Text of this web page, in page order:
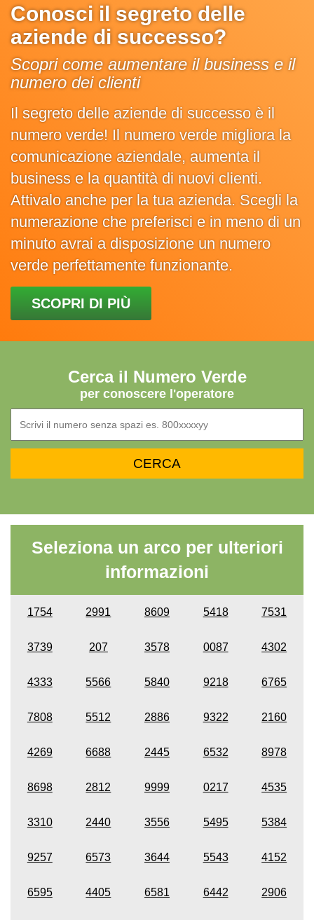
Conosci il segreto delle
aziende di successo?
Scopri come aumentare il business e il
numero dei clienti
Il segreto delle aziende di successo è il
numero verde! Il numero verde migliora la
comunicazione aziendale, aumenta il
business e la quantità di nuovi clienti.
Attivalo anche per la tua azienda. Scegli la
numerazione che preferisci e in meno di un
minuto avrai a disposizione un numero
verde perfettamente funzionante.
SCOPRI DI PIÙ
Cerca il Numero Verde
per conoscere l'operatore
Seleziona un arco per ulteriori
informazioni
1754 2991 8609 5418 7531
3739 207 3578 0087 4302
4333 5566 5840 9218 6765
7808 5512 2886 9322 2160
4269 6688 2445 6532 8978
8698 2812 9999 0217 4535
3310 2440 3556 5495 5384
9257 6573 3644 5543 4152
6595 4405 6581 6442 2906